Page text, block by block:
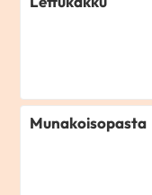
Munakoisopasta